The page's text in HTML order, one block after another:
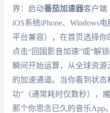
界：启动番茄加速器客户端
iOS系统iPhone、Windows
平台兼容），在首页选择
点击“回国影音加速”或“解
瞬间开始运算，从全球资
的加速通道。当你看到状态
功”（通常耗时仅数秒），
那个你思念已久的音乐App。